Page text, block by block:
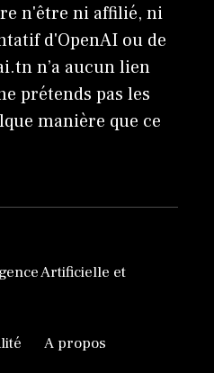
n'être ni affilié, ni
d'OpenAI ou de
n’a aucun lien
prétends pas les
manière que ce
Artificielle et
A propos